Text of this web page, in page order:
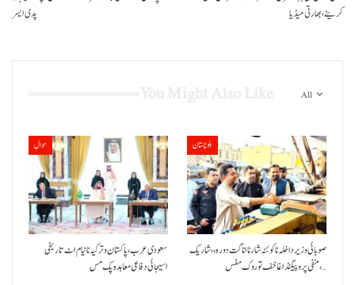
پدی ایسر
کرینے، بھارتی میڈیا
All
حوال
سعودی عرب، پاکستان و ترکیہ نا نیام اٹ تاریخی
اسیجائی دفاعی معاہدہ پک مس
بلوچستان
صوبائی وزیر داخلہ نا کوئٹہ شار نا اناگت دورہ،، شاریک
منفی پروپیگنڈا غا خف توروک مفس،…